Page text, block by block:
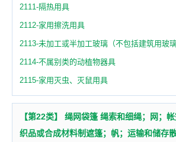
2111-隔热用具
2112-家用擦洗用具
2113-未加工或半加工玻璃（不包括建筑用玻璃
2114-不属别类的动植物器具
2115-家用灭虫、灭鼠用具
【第22类】 绳网袋篷 绳索和细绳；网；
织品或合成材料制遮篷；帆；运输和储存